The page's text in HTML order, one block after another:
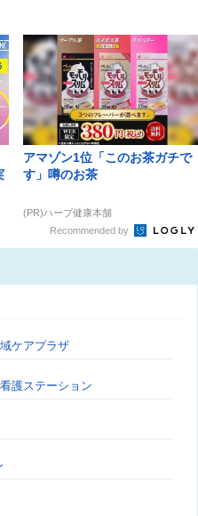
アマゾン1位「このお茶ガチで
す」噂のお茶
(PR)ハーブ健康本舗
Recommended by
ケアプラザ
護ステーション